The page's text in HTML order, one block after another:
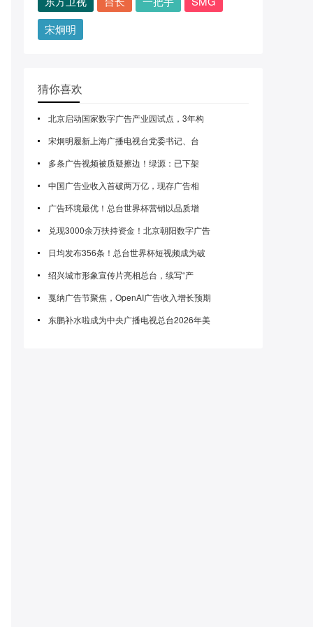
宋炯明
猜你喜欢
北京启动国家数字广告产业园试点，3年构
宋炯明履新上海广播电视台党委书记、台
多条广告视频被质疑擦边！绿源：已下架
中国广告业收入首破两万亿，现存广告相
广告环境最优！总台世界杯营销以品质增
兑现3000余万扶持资金！北京朝阳数字广告
日均发布356条！总台世界杯短视频成为破
绍兴城市形象宣传片亮相总台，续写“产
戛纳广告节聚焦，OpenAI广告收入增长预期
东鹏补水啦成为中央广播电视总台2026年美